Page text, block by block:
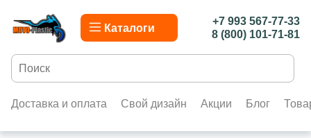
Каталоги
+7 993 567-77-33
8 (800) 101-71-81
Доставка и оплата Свой дизайн Акции Блог